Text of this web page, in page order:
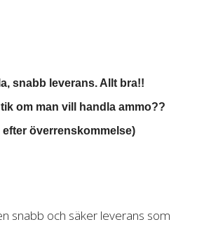
snabb leverans. Allt bra!!
om man vill handla ammo??
överrenskommelse)
snabb och säker leverans som